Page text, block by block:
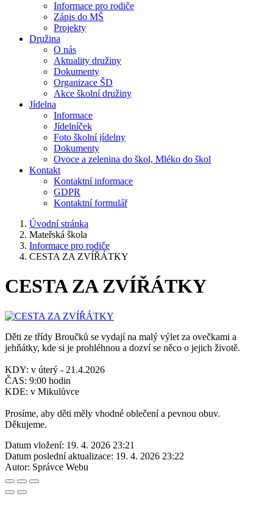
Informace pro rodiče
Zápis do MŠ
Projekty
Družina
O nás
Aktuality družiny
Dokumenty
Organizace ŠD
Akce školní družiny
Jídelna
Informace
Jídelníček
Foto školní jídelny
Dokumenty
Ovoce a zelenina do škol, Mléko do škol
Kontakt
Kontaktní informace
GDPR
Kontaktní formulář
Úvodní stránka
Mateřská škola
Informace pro rodiče
CESTA ZA ZVÍŘÁTKY
CESTA ZA ZVÍŘÁTKY
Děti ze třídy Broučků se vydají na malý výlet za ovečkami a
jehňátky, kde si je prohléhnou a dozví se něco o jejich životě.
KDY: v úterý - 21.4.2026
ČAS: 9:00 hodin
KDE: v Mikulůvce
Prosíme, aby děti měly vhodné oblečení a pevnou obuv.
Děkujeme.
Datum vložení: 19. 4. 2026 23:21
Datum poslední aktualizace: 19. 4. 2026 23:22
Autor: Správce Webu